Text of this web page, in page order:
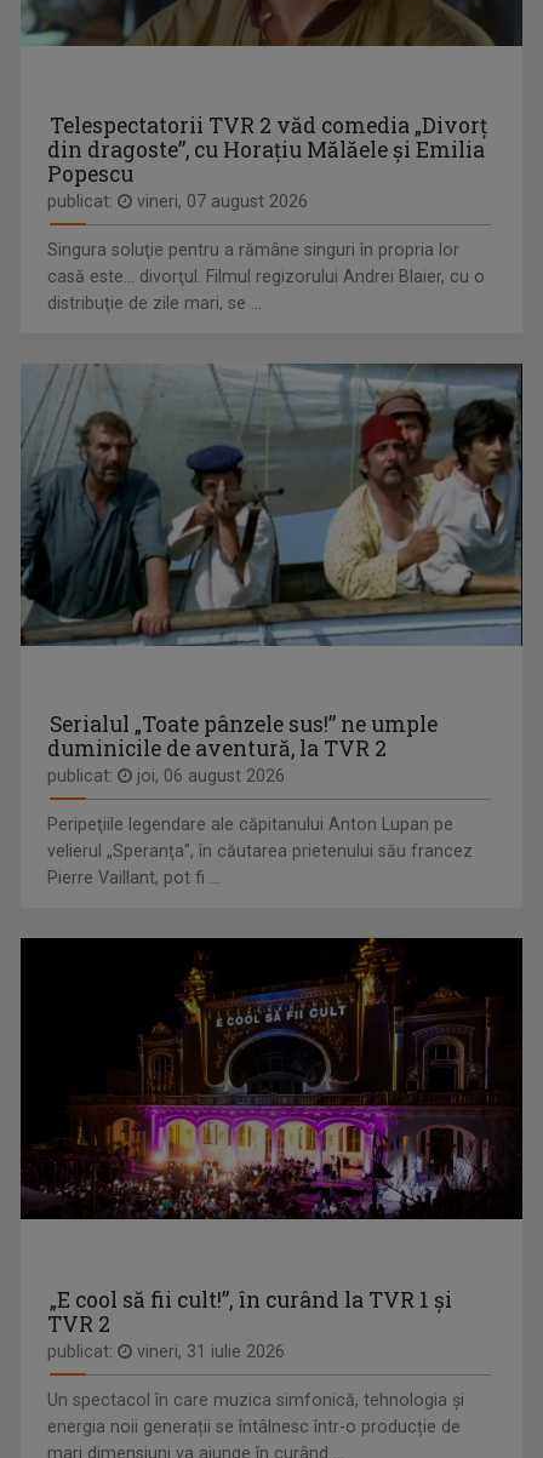
ORA DE ŞTIRI
De luni până duminică, de la ora 18:00, ...
PUTERNICI, ÎMPREUNĂ
Oameni obişnuiţi şi personalităţi publice care ...
CURSA PRIN ISTORIE
Aventură, întâlniri neaşteptate şi comori ...
ROMÂNIA... ÎN BUCATE
Un show culinar despre tradiții și secrete ale ...
MARINA ALMĂȘAN
Marina Almăşan este absolventă, ca şef de ...
MONICA GHIURCO
Cu o lungă experienţă în presă, Monica Ghiurco ...
ANDREI BĂRBULESCU
Andrei Bărbulescu s-a născut în 30 noiembrie ...
Telespectatorii TVR 2 văd comedia „Divorţ
din dragoste”, cu Horaţiu Mălăele şi Emilia
Popescu
publicat: vineri, 07 august 2026
Singura soluţie pentru a rămâne singuri în propria lor
casă este... divorţul. Filmul regizorului Andrei Blaier, cu o
distribuţie de zile mari, se ...
Serialul „Toate pânzele sus!” ne umple
duminicile de aventură, la TVR 2
publicat: joi, 06 august 2026
Peripeţiile legendare ale căpitanului Anton Lupan pe
velierul „Speranţa”, în căutarea prietenului său francez
Pierre Vaillant, pot fi ...
„E cool să fii cult!”, în curând la TVR 1 și
TVR 2
publicat: vineri, 31 iulie 2026
Un spectacol în care muzica simfonică, tehnologia și
energia noii generații se întâlnesc într-o producție de
mari dimensiuni va ajunge în curând ...